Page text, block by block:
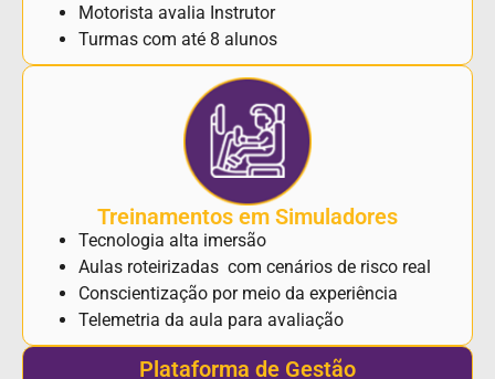
Motorista avalia Instrutor
Turmas com até 8 alunos
Treinamentos em Simuladores
Tecnologia alta imersão
Aulas roteirizadas com cenários de risco real
Conscientização por meio da experiência
Telemetria da aula para avaliação
Plataforma de Gestão